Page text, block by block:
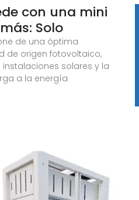
con una mini
Solo
de una óptima
de origen fotovoltaico,
solares y la
a la energía